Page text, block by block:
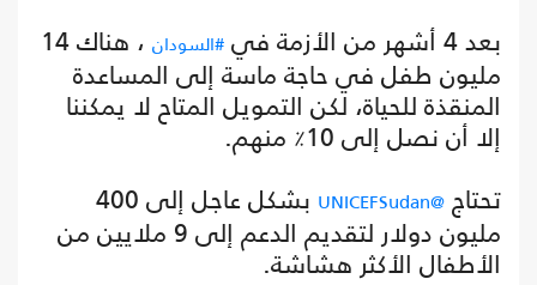
بعد 4 أشهر من الأزمة في
#السودان
، هناك 14
مليون طفل في حاجة ماسة إلى المساعدة
المنقذة للحياة، لكن التمويل المتاح لا يمكننا
إلا أن نصل إلى 10٪ منهم.
تحتاج @UNICEFSudan
بشكل عاجل إلى 400
مليون دولار لتقديم الدعم إلى 9 ملايين من
الأطفال الأكثر هشاشة.